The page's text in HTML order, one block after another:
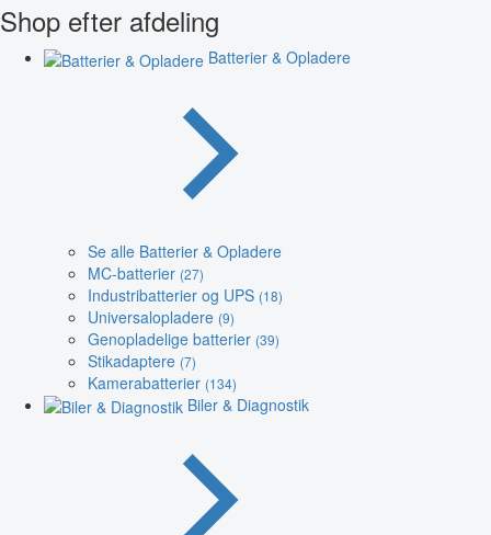
Shop efter afdeling
Batterier & Opladere
Se alle Batterier & Opladere
MC-batterier (27)
Industribatterier og UPS (18)
Universalopladere (9)
Genopladelige batterier (39)
Stikadaptere (7)
Kamerabatterier (134)
Biler & Diagnostik